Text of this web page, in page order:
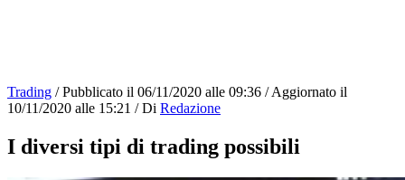
Trading / Pubblicato il 06/11/2020 alle 09:36 / Aggiornato il
10/11/2020 alle 15:21 / Di Redazione
I diversi tipi di trading possibili